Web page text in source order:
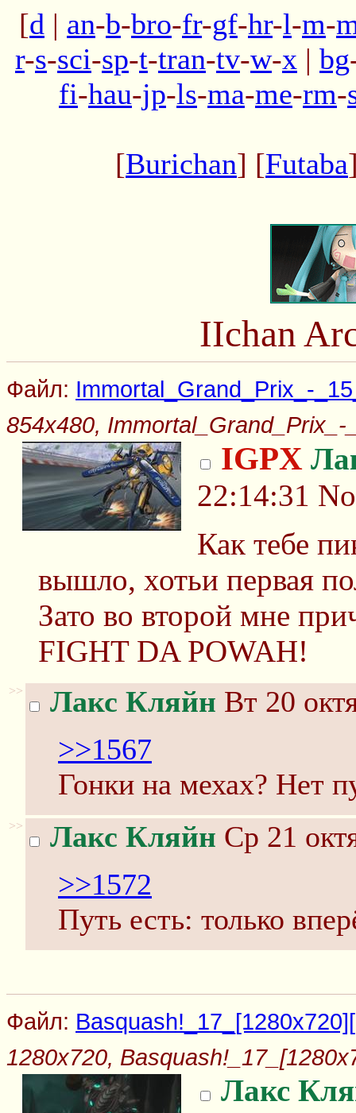
[d | an-b-bro-fr-gf-hr-l-m-
r-s-sci-sp-t-tran-tv-w-x | bg
fi-hau-jp-ls-ma-me-rm-
[Burichan] [Futaba
IIchan
Файл: Immortal_Grand_Prix_-
854x480,
IGPX
22:14:31
Как тебе
вышло, хотьи первая
Зато во второй мне
FIGHT DA POWAH!
>> Лакс Кляйн Вт 20
>>1567
Гонки на мехах? Нет
>> Лакс Кляйн Ср 21
>>1572
Путь есть: только
Файл:
1280x720,
Лакс